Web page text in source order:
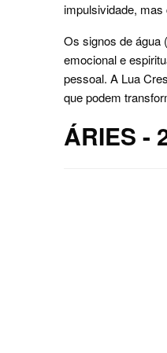
impulsividade,
Os signos de água
emocional e
pessoal. A Lua
que podem
ÁRIES -